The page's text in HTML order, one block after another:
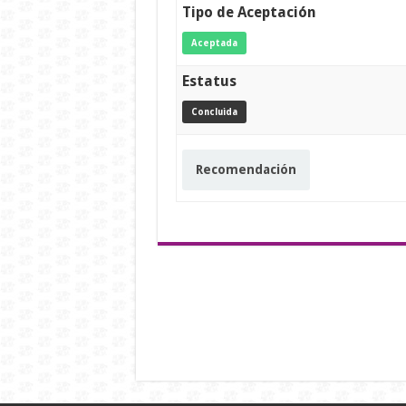
Tipo de Aceptación
Aceptada
Estatus
Concluida
Recomendación